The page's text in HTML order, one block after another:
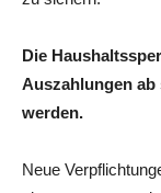
Die
Auszahlungen
werden.
Neue